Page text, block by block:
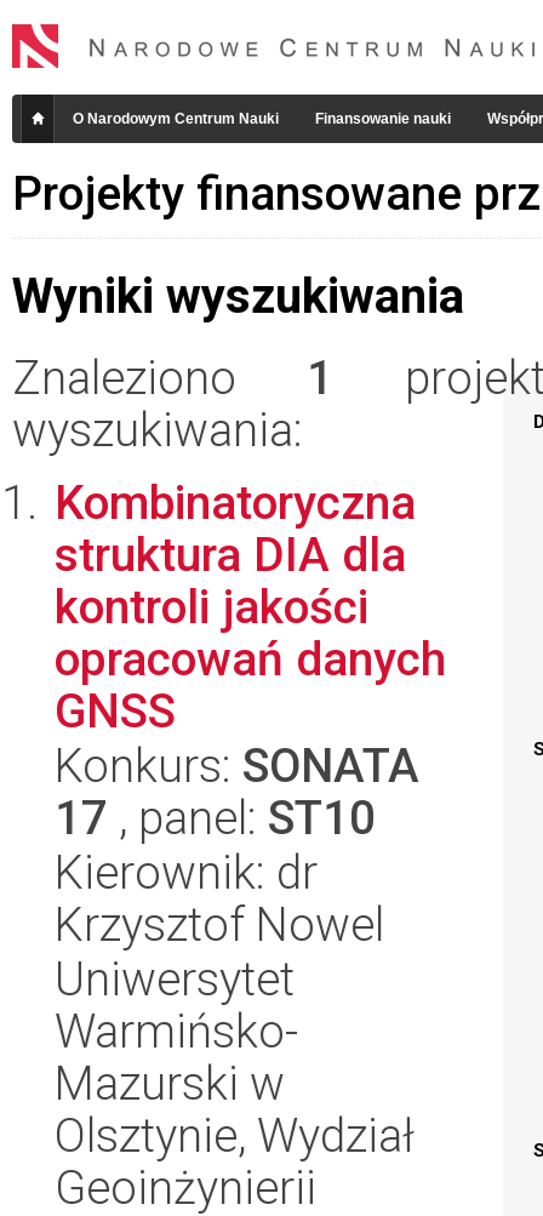
O Narodowym Centrum Nauki Finansowanie nauki
Projekty finansowane
Wyniki wyszukiwania
Znaleziono 1
wyszukiwania:
Kombinatoryczna
struktura DIA dla
kontroli jakości
opracowań danych
GNSS
Konkurs: SONATA
17 , panel: ST10
Kierownik: dr
Krzysztof Nowel
Uniwersytet
Warmińsko-
Mazurski w
Olsztynie, Wydział
Geoinżynierii